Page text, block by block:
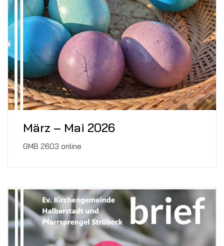
März – Mai 2026
GMB 2603 online